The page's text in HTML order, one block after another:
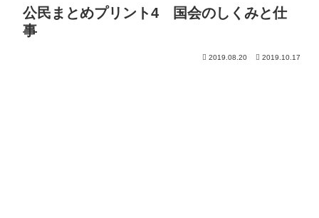
公民まとめプリント4 国会のしくみと仕
事
2019.08.20 2019.10.17